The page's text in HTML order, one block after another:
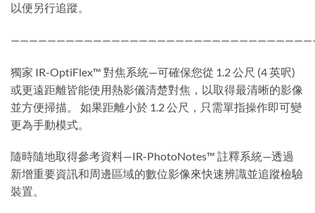
以便另行追蹤。
獨家 IR-OptiFlex™ 對焦系統—可確保您從 1.2 公尺 (4 英呎)
或更遠距離皆能使用熱影儀清楚對焦，以取得最清晰的影像
並方便掃描。 如果距離小於 1.2 公尺，只需單指操作即可變
更為手動模式。
隨時隨地取得參考資料—IR-PhotoNotes™ 註釋系統—透過
新增重要資訊和周邊區域的數位影像來快速辨識並追蹤檢驗
裝置。